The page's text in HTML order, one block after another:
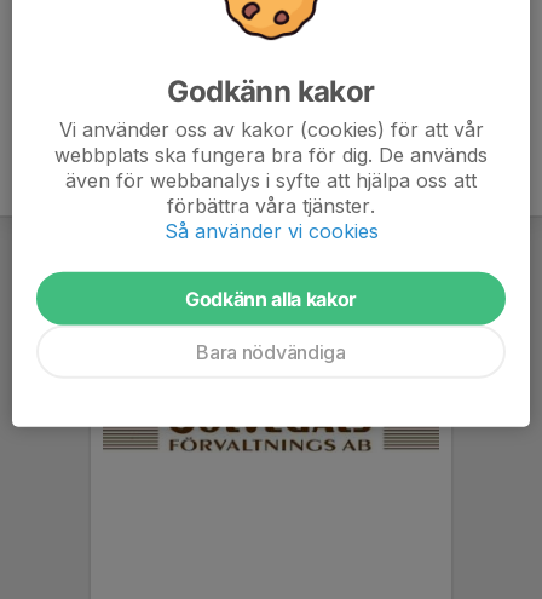
Godkänn kakor
Vi använder oss av kakor (cookies) för att vår
webbplats ska fungera bra för dig. De används
även för webbanalys i syfte att hjälpa oss att
förbättra våra tjänster.
Så använder vi cookies
Godkänn alla kakor
Bara nödvändiga